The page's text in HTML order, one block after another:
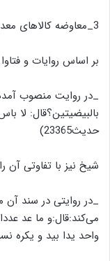
3_معاوضه کالاهای معدود:
بر اساس روایات و
_در روایت منصوب
حدیث23365)
شیخ نیز با تفاوتی آن
_در روایتی در سند آن
می‌کند:قال:و ما عد
واحد یدا بید و یکره نسیئه